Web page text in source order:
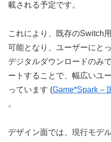
載される予定です。
これにより、既存のSwitch
可能となり、ユーザーにと
デジタルダウンロードのみ
ートすることで、幅広いユ
っています​ (Game*Spark –
。
デザイン面では、現行モデ